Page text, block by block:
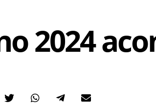
2024